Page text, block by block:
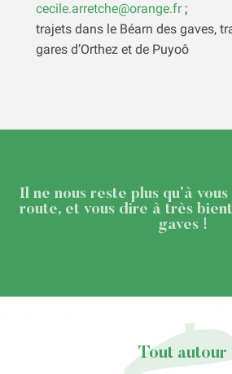
cecile.arretche@orange.fr;
trajets dans le Béarn des gaves,
gares d’Orthez et de Puyoô
Il ne nous reste plus qu’à
route, et vous dire à très
gaves !
Tout autour